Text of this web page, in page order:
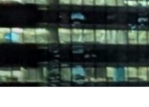
Skip
to
content